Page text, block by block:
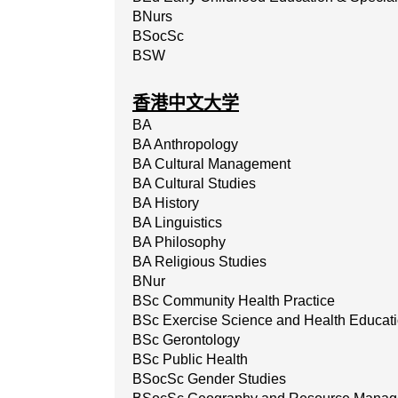
BNurs
BSocSc
BSW
香港中文大学
BA
BA Anthropology
BA Cultural Management
BA Cultural Studies
BA History
BA Linguistics
BA Philosophy
BA Religious Studies
BNur
BSc Community Health Practice
BSc Exercise Science and Health
BSc Gerontology
BSc Public Health
BSocSc Gender Studies